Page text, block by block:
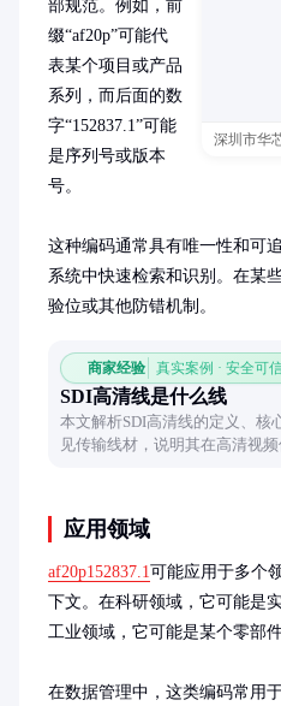
深圳市华
部规范。例如，前
缀“af20p”可能代
表某个项目或产品
系列，而后面的数
字“152837.1”可能
是序列号或版本
号。
这种编码通常具有唯一性和可
系统中快速检索和识别。在某
验位或其他防错机制。
商家经验 真实案例 · 安全可
SDI高清线是什么线
本文解析SDI高清线的定义、核
见传输线材，说明其在高清视
应用领域
af20p152837.1可能应用于多个
下文。在科研领域，它可能是
工业领域，它可能是某个零部件
在数据管理中，这类编码常用